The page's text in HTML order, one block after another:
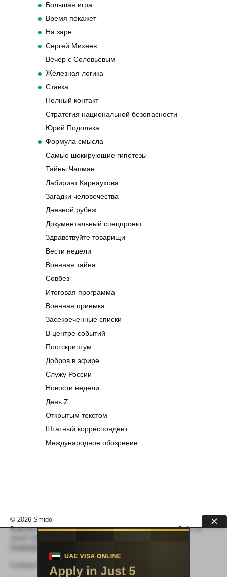
Большая игра
Время покажет
На заре
Сергей Михеев
Вечер с Соловьевым
Железная логика
Ставка
Полный контакт
Стратегия национальной безопасности
Юрий Подоляка
Формула смысла
Самые шокирующие гипотезы
Тайны Чапман
Лабиринт Карнаухова
Загадки человечества
Дневной рубеж
Документальный спецпроект
Здравствуйте товарищи
Вести недели
Военная тайна
Совбез
Итоговая программа
Военная приемка
Засекреченные списки
В центре событий
Постскриптум
Добров в эфире
Служу России
Новости недели
День Z
Открытым текстом
Штатный корреспондент
Международное обозрение
© 2026 Smido
Видеоматериалы встраиваются из открытых источников. Сайт не
Сообщите нам если Видео не работает